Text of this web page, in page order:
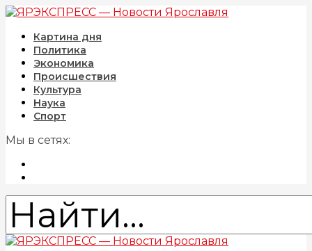
Картина дня
Политика
Экономика
Происшествия
Культура
Наука
Спорт
Мы в сетях: